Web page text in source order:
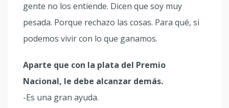
gente no los entiende. Dicen que soy muy
pesada. Porque rechazo las cosas. Para qué, si
podemos vivir con lo que ganamos.
Aparte que con la plata del Premio
Nacional, le debe alcanzar demás.
-Es una gran ayuda.